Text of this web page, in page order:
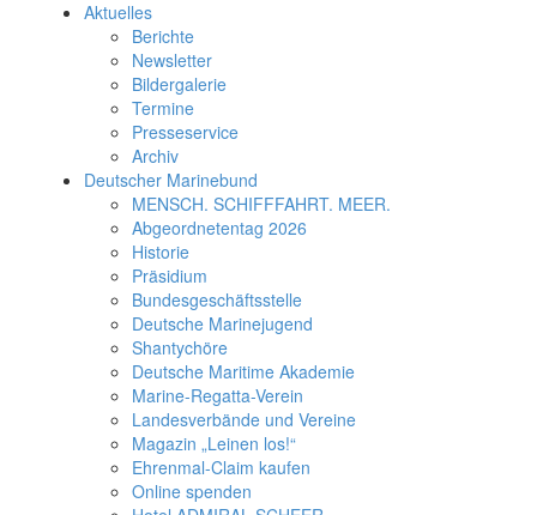
Aktuelles
Berichte
Newsletter
Bildergalerie
Termine
Presseservice
Archiv
Deutscher Marinebund
MENSCH. SCHIFFFAHRT. MEER.
Abgeordnetentag 2026
Historie
Präsidium
Bundesgeschäftsstelle
Deutsche Marinejugend
Shantychöre
Deutsche Maritime Akademie
Marine-Regatta-Verein
Landesverbände und Vereine
Magazin „Leinen los!“
Ehrenmal-Claim kaufen
Online spenden